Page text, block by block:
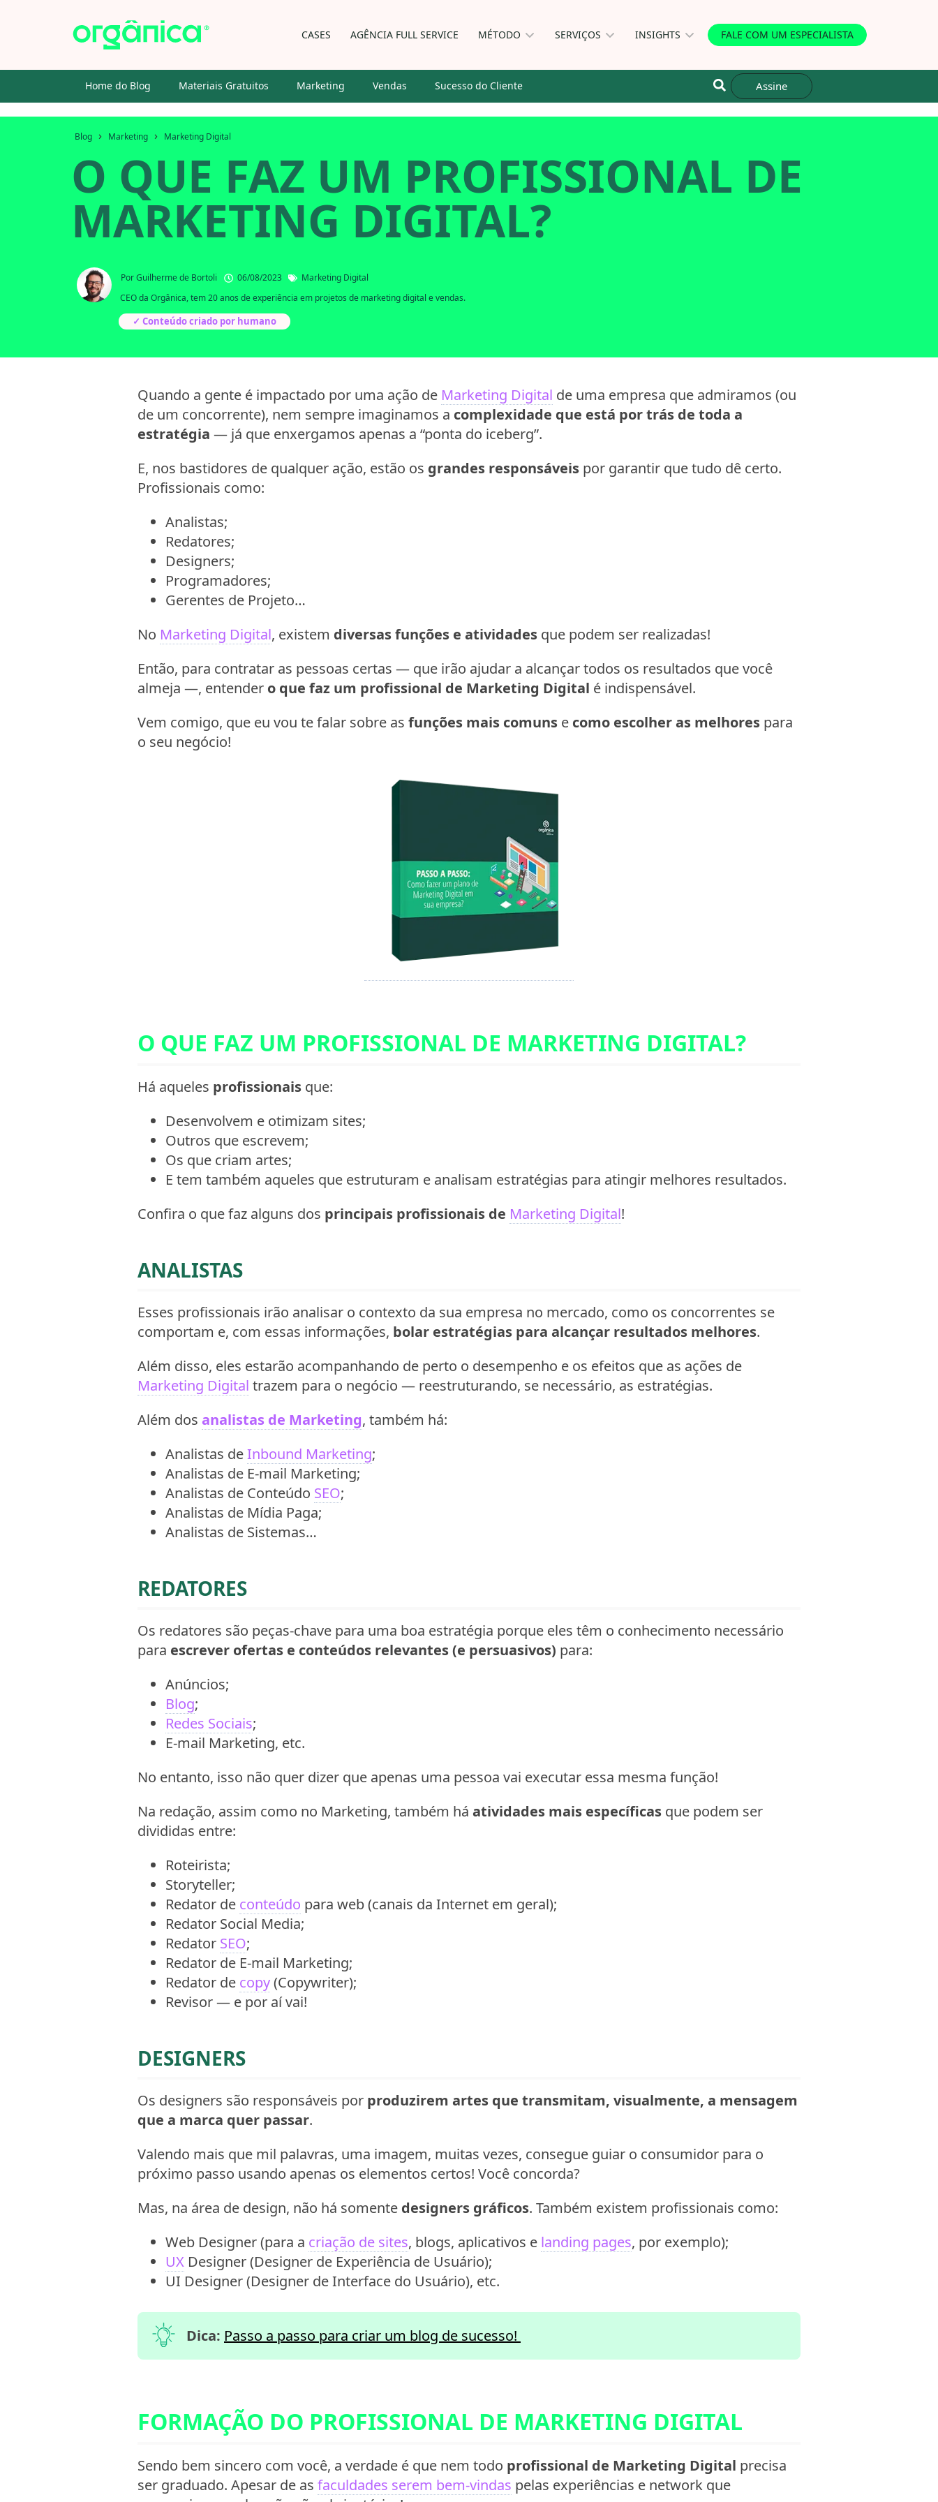
CASES AGÊNCIA FULL SERVICE MÉTODO SERVIÇOS INSIGHTS FALE COM UM ESPECIALISTA
Home do Blog Materiais Gratuitos Marketing Vendas Sucesso do Cliente Assine
Blog › Marketing › Marketing Digital
O QUE FAZ UM PROFISSIONAL DE
MARKETING DIGITAL?
PorGuilherme de Bortoli 06/08/2023
Marketing Digital
CEO da Orgânica, tem 20 anos de experiência em projetos de marketing digital e vendas.
✓ Conteúdo criado por humano
Quando a gente é impactado por uma ação de Marketing Digital de uma empresa que admiramos (ou
de um concorrente), nem sempre imaginamos a complexidade que está por trás de toda a
estratégia — já que enxergamos apenas a “ponta do iceberg”.
E, nos bastidores de qualquer ação, estão os grandes responsáveis por garantir que tudo dê certo.
Profissionais como:
Analistas;
Redatores;
Designers;
Programadores;
Gerentes de Projeto…
No Marketing Digital, existem diversas funções e atividades que podem ser realizadas!
Então, para contratar as pessoas certas — que irão ajudar a alcançar todos os resultados que você
almeja —, entender o que faz um profissional de Marketing Digital é indispensável.
Vem comigo, que eu vou te falar sobre as funções mais comuns e como escolher as melhores para
o seu negócio!
O QUE FAZ UM PROFISSIONAL DE MARKETING DIGITAL?
Há aqueles profissionais que:
Desenvolvem e otimizam sites;
Outros que escrevem;
Os que criam artes;
E tem também aqueles que estruturam e analisam estratégias para atingir melhores resultados.
Confira o que faz alguns dos principais profissionais de Marketing Digital!
ANALISTAS
Esses profissionais irão analisar o contexto da sua empresa no mercado, como os concorrentes se
comportam e, com essas informações, bolar estratégias para alcançar resultados melhores.
Além disso, eles estarão acompanhando de perto o desempenho e os efeitos que as ações de
Marketing Digital trazem para o negócio — reestruturando, se necessário, as estratégias.
Além dos analistas de Marketing, também há:
Analistas deInbound Marketing;
Analistas de E-mail Marketing;
Analistas de Conteúdo SEO;
Analistas de Mídia Paga;
Analistas de Sistemas…
REDATORES
Os redatores são peças-chave para uma boa estratégia porque eles têm o conhecimento necessário
para escrever ofertas e conteúdos relevantes (e persuasivos) para:
Anúncios;
Blog;
Redes Sociais;
E-mail Marketing, etc.
No entanto, isso não quer dizer que apenas uma pessoa vai executar essa mesma função!
Na redação, assim como no Marketing, também há atividades mais específicas que podem ser
divididas entre:
Roteirista;
Storyteller;
Redator de conteúdo para web (canais da Internet em geral);
Redator Social Media;
Redator SEO;
Redator de E-mail Marketing;
Redator de copy(Copywriter);
Revisor — e por aí vai!
DESIGNERS
Os designers são responsáveis por produzirem artes que transmitam, visualmente, a mensagem
que a marca quer passar.
Valendo mais que mil palavras, uma imagem, muitas vezes, consegue guiar o consumidor para o
próximo passo usando apenas os elementos certos! Você concorda?
Mas, na área de design, não há somente designers gráficos. Também existem profissionais como:
Web Designer (para a criação de sites, blogs, aplicativos e landing pages, por exemplo);
UX Designer (Designer de Experiência de Usuário);
UI Designer (Designer de Interface do Usuário), etc.
Dica: Passo a passo para criar um blog de sucesso!
FORMAÇÃO DO PROFISSIONAL DE MARKETING DIGITAL
Sendo bem sincero com você, a verdade é que nem todo profissional de Marketing Digital precisa
ser graduado. Apesar de as faculdades serem bem-vindas pelas experiências e network que